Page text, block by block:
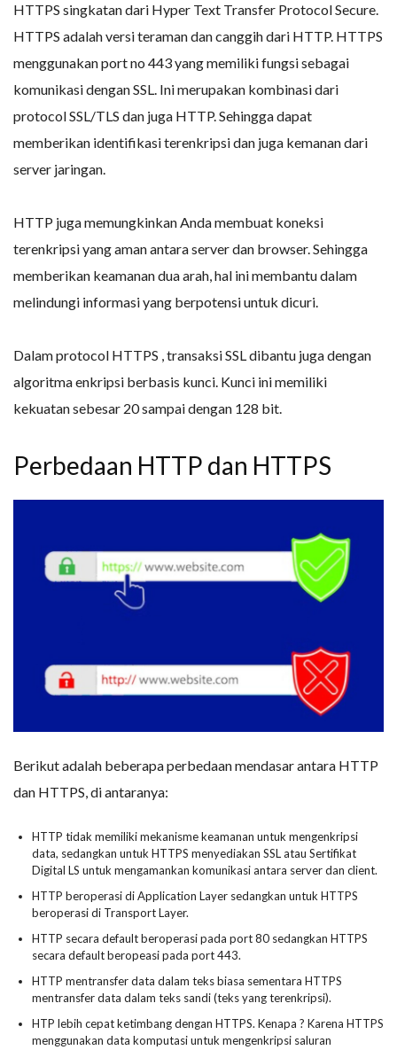
HTTPS singkatan dari Hyper Text Transfer Protocol Secure.
HTTPS adalah versi teraman dan canggih dari HTTP. HTTPS
menggunakan port no 443 yang memiliki fungsi sebagai
komunikasi dengan SSL. Ini merupakan kombinasi dari
protocol SSL/TLS dan juga HTTP. Sehingga dapat
memberikan identifikasi terenkripsi dan juga kemanan dari
server jaringan.
HTTP juga memungkinkan Anda membuat koneksi
terenkripsi yang aman antara server dan browser. Sehingga
memberikan keamanan dua arah, hal ini membantu dalam
melindungi informasi yang berpotensi untuk dicuri.
Dalam protocol HTTPS , transaksi SSL dibantu juga dengan
algoritma enkripsi berbasis kunci. Kunci ini memiliki
kekuatan sebesar 20 sampai dengan 128 bit.
Perbedaan HTTP dan HTTPS
Berikut adalah beberapa perbedaan mendasar antara HTTP
dan HTTPS, di antaranya:
HTTP tidak memiliki mekanisme keamanan untuk mengenkripsi
data, sedangkan untuk HTTPS menyediakan SSL atau Sertifikat
Digital LS untuk mengamankan komunikasi antara server dan client.
HTTP beroperasi di Application Layer sedangkan untuk HTTPS
beroperasi di Transport Layer.
HTTP secara default beroperasi pada port 80 sedangkan HTTPS
secara default beropeasi pada port 443.
HTTP mentransfer data dalam teks biasa sementara HTTPS
mentransfer data dalam teks sandi (teks yang terenkripsi).
HTP lebih cepat ketimbang dengan HTTPS. Kenapa ? Karena HTTPS
menggunakan data komputasi untuk mengenkripsi saluran